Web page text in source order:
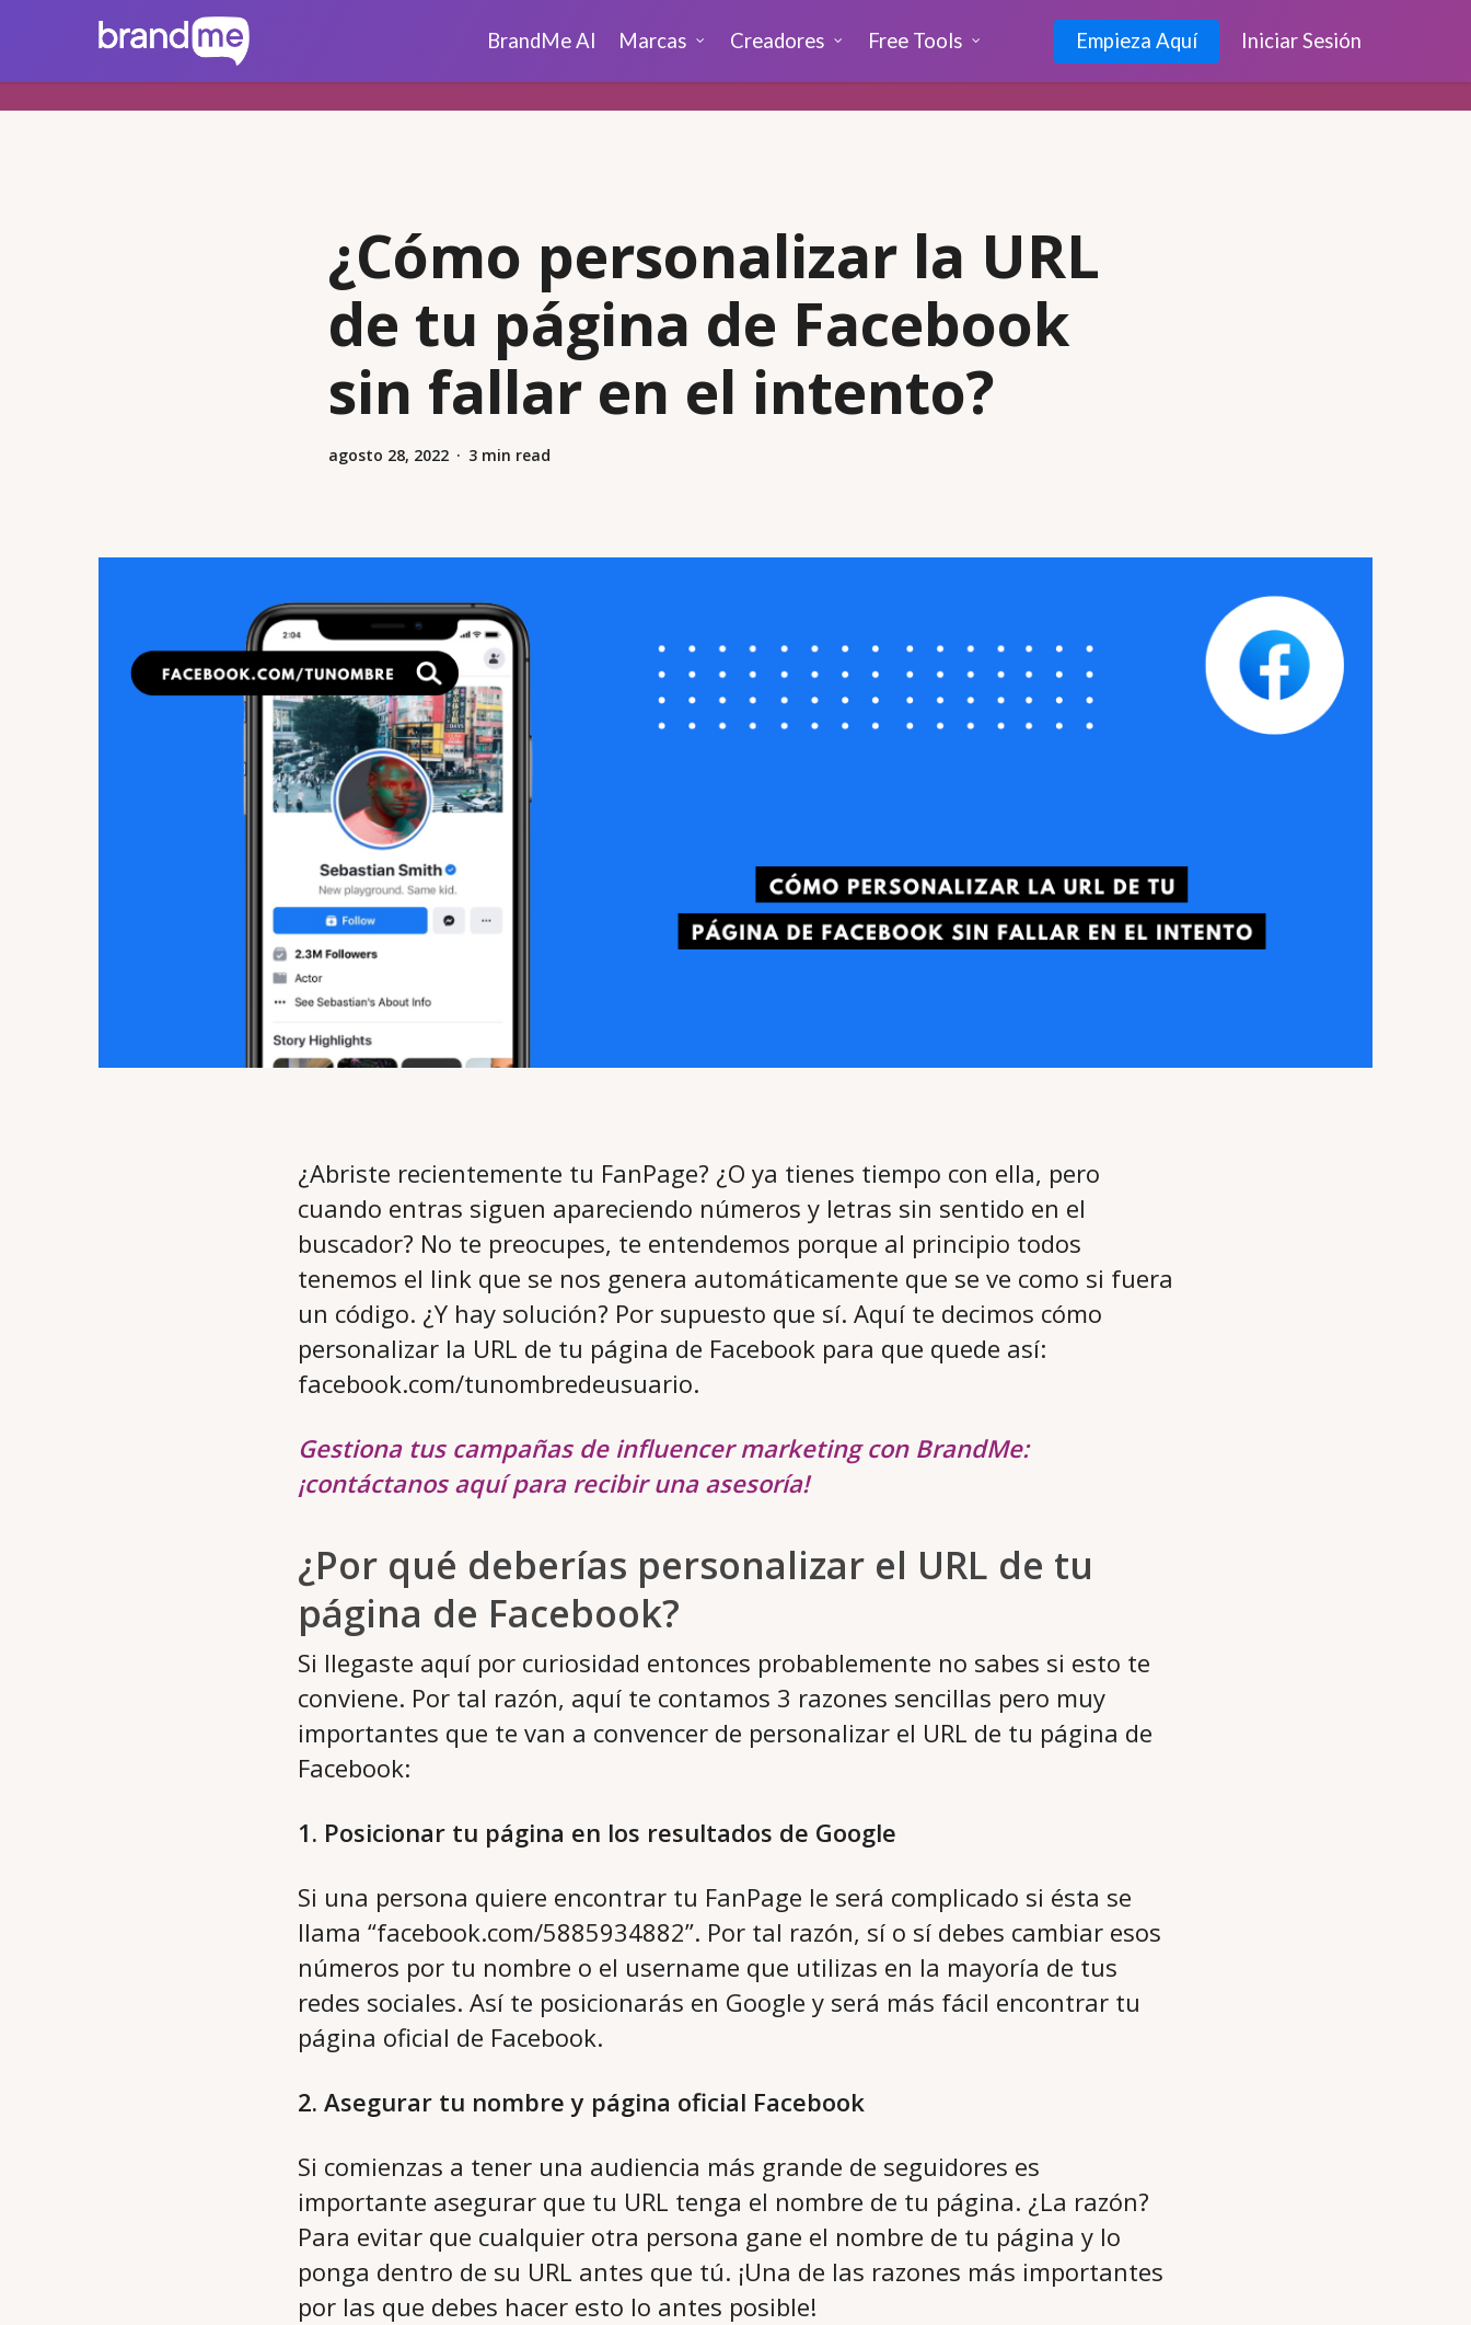
BrandMe AI Marcas Creadores Free Tools Empieza Aquí Iniciar Sesión
¿Cómo personalizar la URL
de tu página de Facebook
sin fallar en el intento?
agosto 28, 2022 3 min read
¿Abriste recientemente tu FanPage? ¿O ya tienes tiempo con ella, pero
cuando entras siguen apareciendo números y letras sin sentido en el
buscador? No te preocupes, te entendemos porque al principio todos
tenemos el link que se nos genera automáticamente que se ve como si fuera
un código. ¿Y hay solución? Por supuesto que sí. Aquí te decimos cómo
personalizar la URL de tu página de Facebook para que quede así:
facebook.com/tunombredeusuario.
Gestiona tus campañas de influencer marketing con BrandMe:
¡contáctanos aquí para recibir una asesoría!
¿Por qué deberías personalizar el URL de tu
página de Facebook?
Si llegaste aquí por curiosidad entonces probablemente no sabes si esto te
conviene. Por tal razón, aquí te contamos 3 razones sencillas pero muy
importantes que te van a convencer de personalizar el URL de tu página de
Facebook:
1. Posicionar tu página en los resultados de Google
Si una persona quiere encontrar tu FanPage le será complicado si ésta se
llama “facebook.com/5885934882”. Por tal razón, sí o sí debes cambiar esos
números por tu nombre o el username que utilizas en la mayoría de tus
redes sociales. Así te posicionarás en Google y será más fácil encontrar tu
página oficial de Facebook.
2. Asegurar tu nombre y página oficial Facebook
Si comienzas a tener una audiencia más grande de seguidores es
importante asegurar que tu URL tenga el nombre de tu página. ¿La razón?
Para evitar que cualquier otra persona gane el nombre de tu página y lo
ponga dentro de su URL antes que tú. ¡Una de las razones más importantes
por las que debes hacer esto lo antes posible!